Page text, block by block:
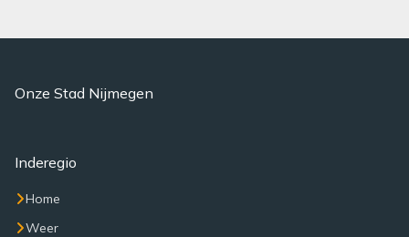
Onze Stad Nijmegen
Inderegio
Home
Weer